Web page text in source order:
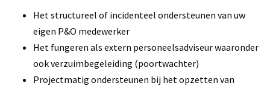
Het structureel of incidenteel ondersteunen van uw
eigen P&O medewerker
Het fungeren als extern personeelsadviseur waaronder
ook verzuimbegeleiding (poortwachter)
Projectmatig ondersteunen bij het opzetten van